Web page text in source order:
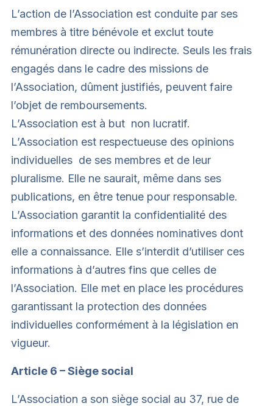
L’action de l’Association est conduite par ses
membres à titre bénévole et exclut toute
rémunération directe ou indirecte. Seuls les frais
engagés dans le cadre des missions de
l’Association, dûment justifiés, peuvent faire
l’objet de remboursements.
L’Association est à but non lucratif.
L’Association est respectueuse des opinions
individuelles de ses membres et de leur
pluralisme. Elle ne saurait, même dans ses
publications, en être tenue pour responsable.
L’Association garantit la confidentialité des
informations et des données nominatives dont
elle a connaissance. Elle s’interdit d’utiliser ces
informations à d’autres fins que celles de
l’Association. Elle met en place les procédures
garantissant la protection des données
individuelles conformément à la législation en
vigueur.
Article 6 – Siège social
L’Association a son siège social au 37, rue de